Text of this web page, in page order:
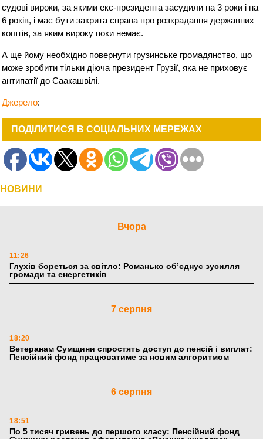
судові вироки, за якими екс-президента засудили на 3 роки і на
6 років, і має бути закрита справа про розкрадання державних
коштів, за яким вироку поки немає.
А ще йому необхідно повернути грузинське громадянство, що
може зробити тільки діюча президент Грузії, яка не приховує
антипатії до Саакашвілі.
Джерело:
ПОДІЛИТИСЯ В СОЦІАЛЬНИХ МЕРЕЖАХ
НОВИНИ
Вчора
11:26
Глухів бореться за світло: Романько об’єднує зусилля
громади та енергетиків
7 серпня
18:20
Ветеранам Сумщини спростять доступ до пенсій і виплат:
Пенсійний фонд працюватиме за новим алгоритмом
6 серпня
18:51
По 5 тисяч гривень до першого класу: Пенсійний фонд